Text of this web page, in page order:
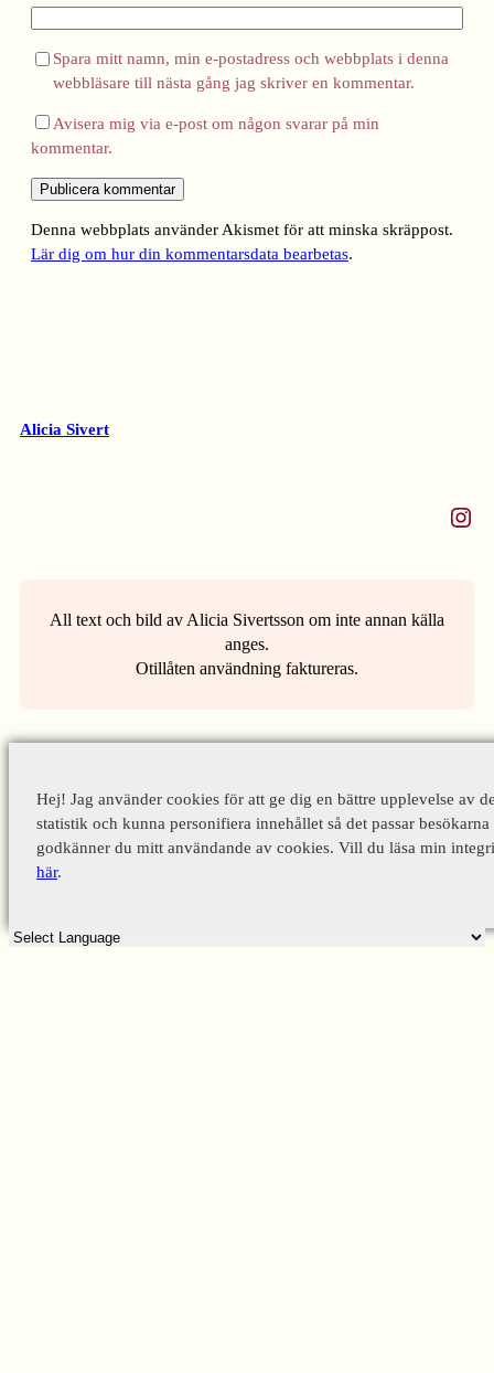
Spara mitt namn, min e-postadress och webbplats i denna
webbläsare till nästa gång jag skriver en kommentar.
Avisera mig via e-post om någon svarar på min
kommentar.
Denna webbplats använder Akismet för att minska skräppost.
Lär dig om hur din kommentarsdata bearbetas.
Alicia Sivert
Instagram
All text och bild av Alicia Sivertsson om inte annan källa
anges.
Otillåten användning faktureras.
Hej! Jag använder cookies för att ge dig en bättre upplevelse av
statistik och kunna personifiera innehållet så det passar
godkänner du mitt användande av cookies. Vill du läsa min
här.